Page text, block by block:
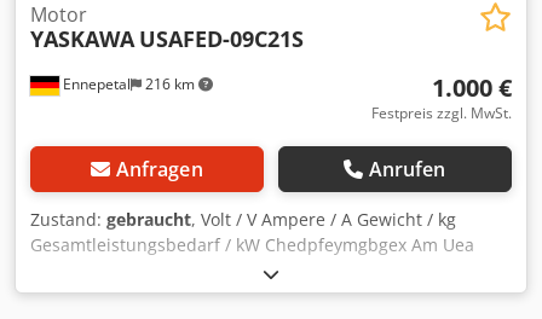
Ennepetal 216 km
Motor
YASKAWA USAFED-09C21S
1.000 €
Festpreis zzgl. MwSt.
Anfragen Anrufen
Zustand: gebraucht, Volt / V Ampere / A Gewicht / kg
Gesamtleistungsbedarf / kW Chedpfeymgbgex Am Uea
YASKAWA - Servomotor Typ: USAFED-09C21S